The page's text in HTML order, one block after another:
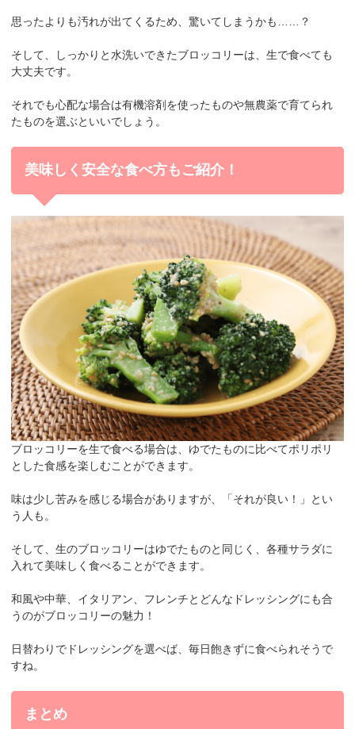
思ったよりも汚れが出てくるため、驚いてしまうかも……？
そして、しっかりと水洗いできたブロッコリーは、生で食べても
大丈夫です。
それでも心配な場合は有機溶剤を使ったものや無農薬で育てられ
たものを選ぶといいでしょう。
美味しく安全な食べ方もご紹介！
ブロッコリーを生で食べる場合は、ゆでたものに比べてポリポリ
とした食感を楽しむことができます。
味は少し苦みを感じる場合がありますが、「それが良い！」とい
う人も。
そして、生のブロッコリーはゆでたものと同じく、各種サラダに
入れて美味しく食べることができます。
和風や中華、イタリアン、フレンチとどんなドレッシングにも合
うのがブロッコリーの魅力！
日替わりでドレッシングを選べば、毎日飽きずに食べられそうで
すね。
まとめ